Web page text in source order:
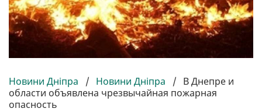
Новини Дніпра / Новини Дніпра / В Днепре и
области объявлена чрезвычайная пожарная
опасность